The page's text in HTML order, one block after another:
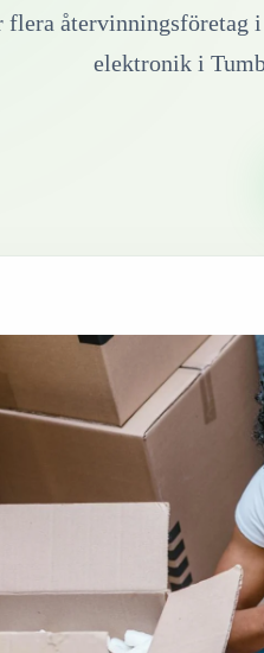
flera återvinningsföretag i
elektronik i